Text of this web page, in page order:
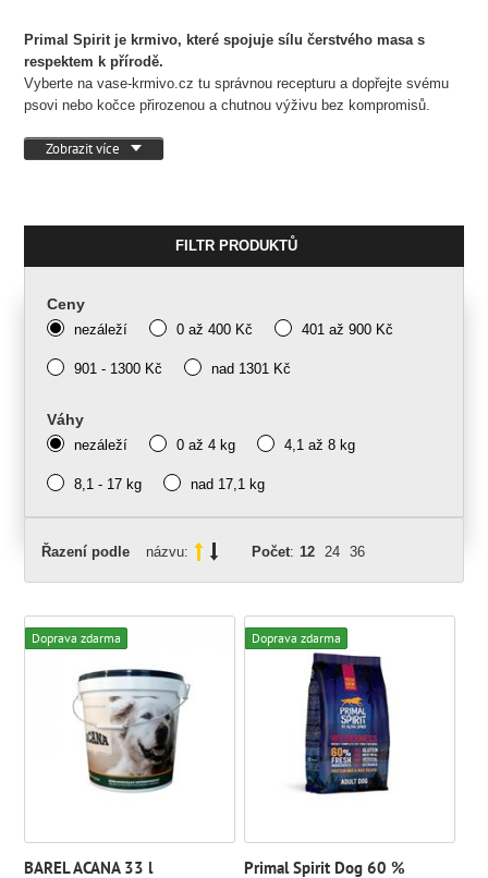
Primal Spirit je krmivo, které spojuje sílu čerstvého masa s
respektem k přírodě.
Vyberte na vase-krmivo.cz tu správnou recepturu a dopřejte svému
psovi nebo kočce přirozenou a chutnou výživu bez kompromisů.
Zobrazit více
FILTR PRODUKTŮ
Ceny
nezáleží 0 až 400 Kč 401 až 900 Kč
901 - 1300 Kč nad 1301 Kč
Váhy
nezáleží 0 až 4 kg 4,1 až 8 kg
8,1 - 17 kg nad 17,1 kg
Řazení podle názvu: Počet: 12 24 36
Doprava zdarma
BAREL ACANA 33 l
Doprava zdarma
Primal Spirit Dog 60 %